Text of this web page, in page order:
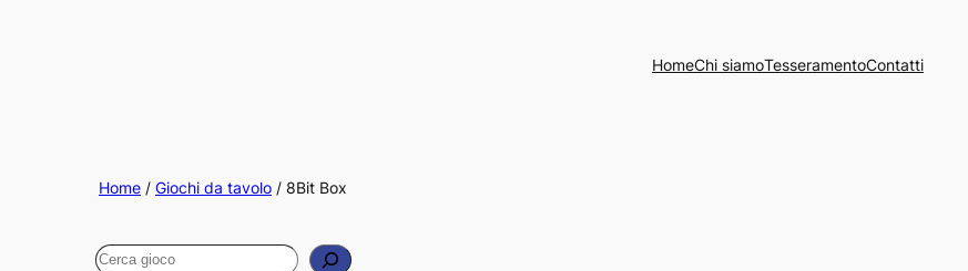
HomeChi siamoTesseramentoContatti
Home / Giochi da tavolo / 8Bit Box
Cerca